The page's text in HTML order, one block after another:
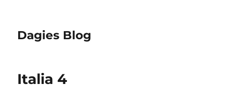
Dagies Blog
Italia 4